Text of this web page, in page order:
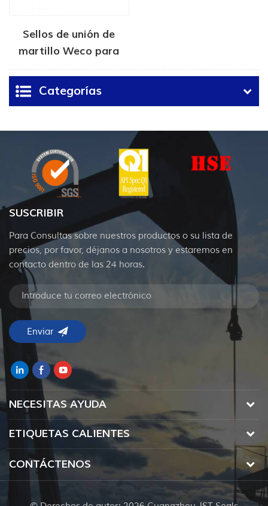
Sellos de unión de
martillo Weco para
petróleo y gas
Categorías
SUSCRIBIR
Para Consultas sobre nuestros productos o su lista de
precios, por favor, déjanos a nosotros y estaremos en
contacto dentro de las 24 horas.
NECESITAS AYUDA
ETIQUETAS CALIENTES
CONTÁCTENOS